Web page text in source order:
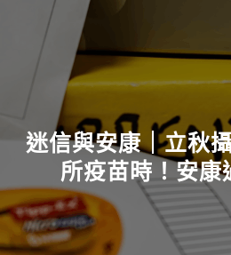
迷信與安康｜立秋
所疫苗時！安康